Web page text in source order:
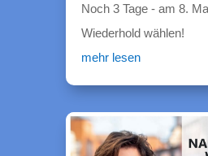
Noch 3 Tage - am 8.
Wiederhold wählen!
mehr lesen